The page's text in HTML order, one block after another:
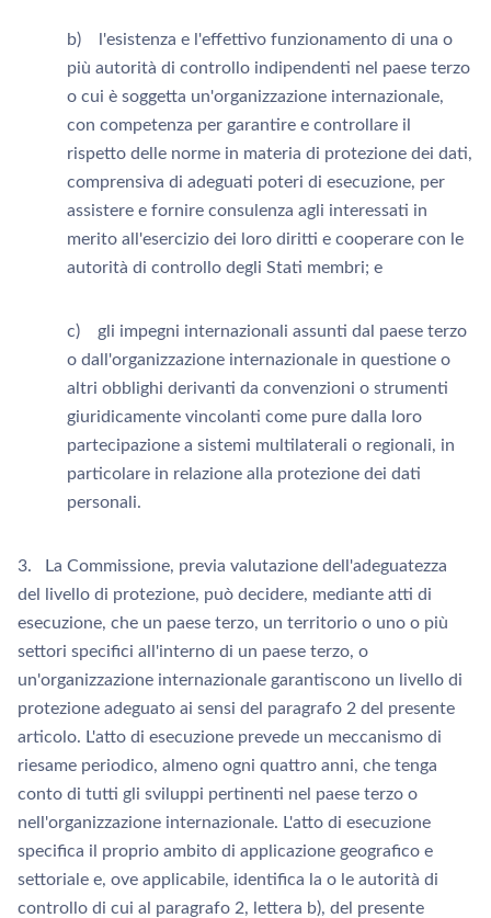
b) l'esistenza e l'effettivo funzionamento di una o
più autorità di controllo indipendenti nel paese terzo
o cui è soggetta un'organizzazione internazionale,
con competenza per garantire e controllare il
rispetto delle norme in materia di protezione dei dati,
comprensiva di adeguati poteri di esecuzione, per
assistere e fornire consulenza agli interessati in
merito all'esercizio dei loro diritti e cooperare con le
autorità di controllo degli Stati membri; e
c) gli impegni internazionali assunti dal paese terzo
o dall'organizzazione internazionale in questione o
altri obblighi derivanti da convenzioni o strumenti
giuridicamente vincolanti come pure dalla loro
partecipazione a sistemi multilaterali o regionali, in
particolare in relazione alla protezione dei dati
personali.
3. La Commissione, previa valutazione dell'adeguatezza
del livello di protezione, può decidere, mediante atti di
esecuzione, che un paese terzo, un territorio o uno o più
settori specifici all'interno di un paese terzo, o
un'organizzazione internazionale garantiscono un livello di
protezione adeguato ai sensi del paragrafo 2 del presente
articolo. L'atto di esecuzione prevede un meccanismo di
riesame periodico, almeno ogni quattro anni, che tenga
conto di tutti gli sviluppi pertinenti nel paese terzo o
nell'organizzazione internazionale. L'atto di esecuzione
specifica il proprio ambito di applicazione geografico e
settoriale e, ove applicabile, identifica la o le autorità di
controllo di cui al paragrafo 2, lettera b), del presente